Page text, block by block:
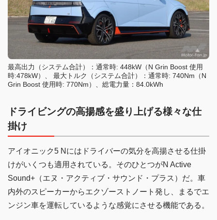
最高出力（システム合計）：通常時: 448kW（N Grin Boost 使用
時:478kW）、 最大トルク（システム合計）：通常時: 740Nm（N
Grin Boost 使用時: 770Nm）、総電力量：84.0kWh
ドライビングの高揚感を盛り上げる様々な仕
掛け
アイオニック5 Nにはドライバーの気分を高揚させる仕掛
けがいくつも適用されている。そのひとつがN Active
Sound+（エヌ・アクティブ・サウンド・プラス）だ。車
内外のスピーカーからエクゾーストノート発し、まるでエ
ンジン車を運転しているような感覚にさせる機能である。